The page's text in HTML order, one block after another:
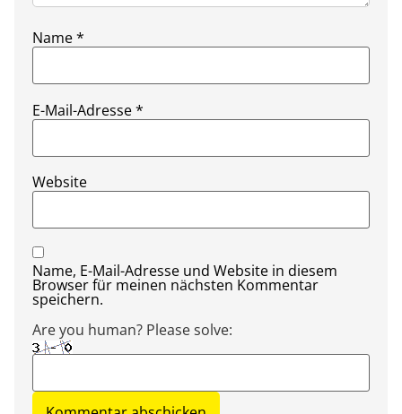
Name*
E-Mail-Adresse*
Website
Name, E-Mail-Adresse und Website in diesem
Browser für meinen nächsten Kommentar
speichern.
Are you human? Please solve: